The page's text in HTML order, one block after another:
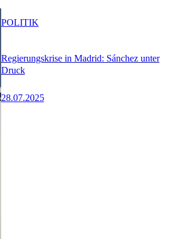
Regierungskrise in Madrid: Sánchez unter
Druck
28.07.2025
POLITIK